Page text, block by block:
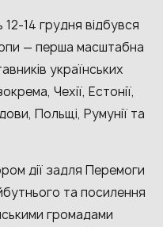
14 грудня відбувся
— перша масштабна
українських
Чехії, Естонії,
Польщі, Румунії та
дії задля Перемоги
та посилення
громадами